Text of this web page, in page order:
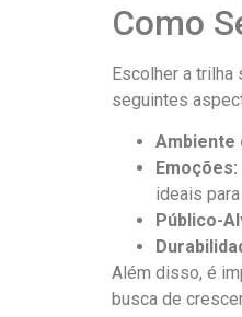
Como
Escolher⁣ a trilha
seguintes
Ambiente
Emoções:
ideais
Público-
Além disso, é
busca de